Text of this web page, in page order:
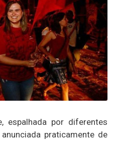
espalhada por diferentes
praticamente de